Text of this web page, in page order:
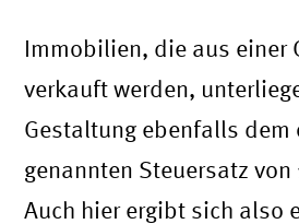
Immobilien, die aus einer
verkauft werden,
Gestaltung ebenfalls dem
genannten Steuersatz von
Auch hier ergibt sich also